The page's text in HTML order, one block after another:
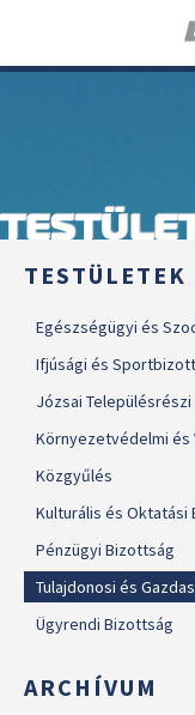
TESTÜLETEK
Egészségügyi és
Ifjúsági és
Józsai
Környezetvédelmi
Közgyűlés
Kulturális és Oktatási
Pénzügyi Bizottság
Tulajdonosi és
Ügyrendi Bizottság
ARCHÍVUM